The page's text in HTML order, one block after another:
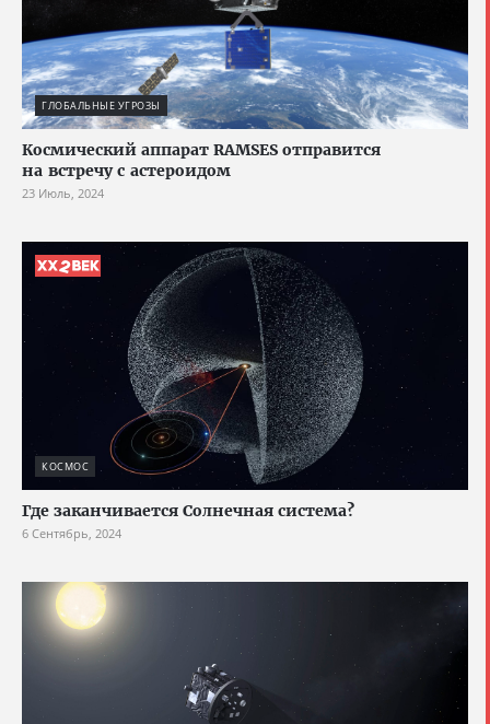
ГЛОБАЛЬНЫЕ УГРОЗЫ
Космический аппарат RAMSES отправится
на встречу с астероидом
23 Июль, 2024
КОСМОС
Где заканчивается Солнечная система?
6 Сентябрь, 2024